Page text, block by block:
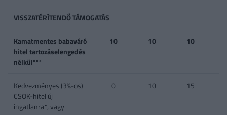
VISSZATÉRÍTENDŐ TÁMOGATÁS
Kamatmentes babaváró
hitel tartozáselengedés
nélkül***
10 10 10
Kedvezményes (3%-os)
CSOK-hitel új
ingatlanra*, vagy
0 10 15